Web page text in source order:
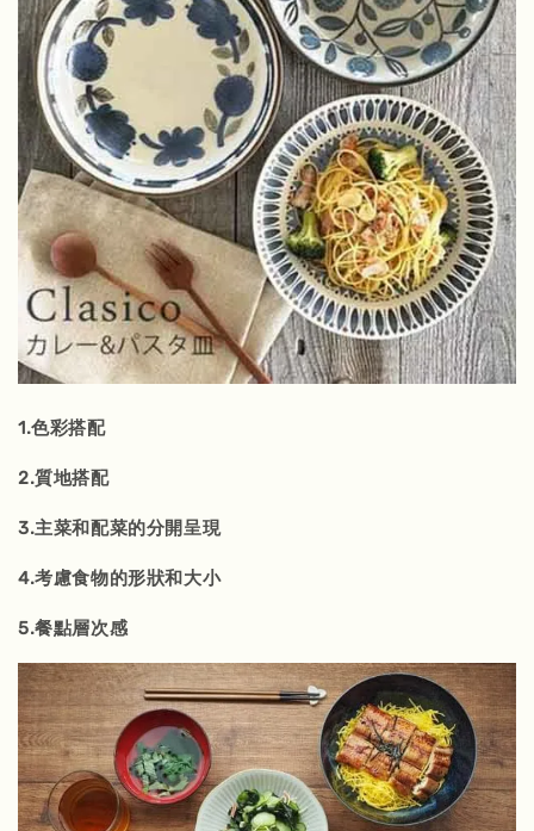
1.色彩搭配
2.質地搭配
3.主菜和配菜的分開呈現
4.考慮食物的形狀和大小
5.餐點層次感